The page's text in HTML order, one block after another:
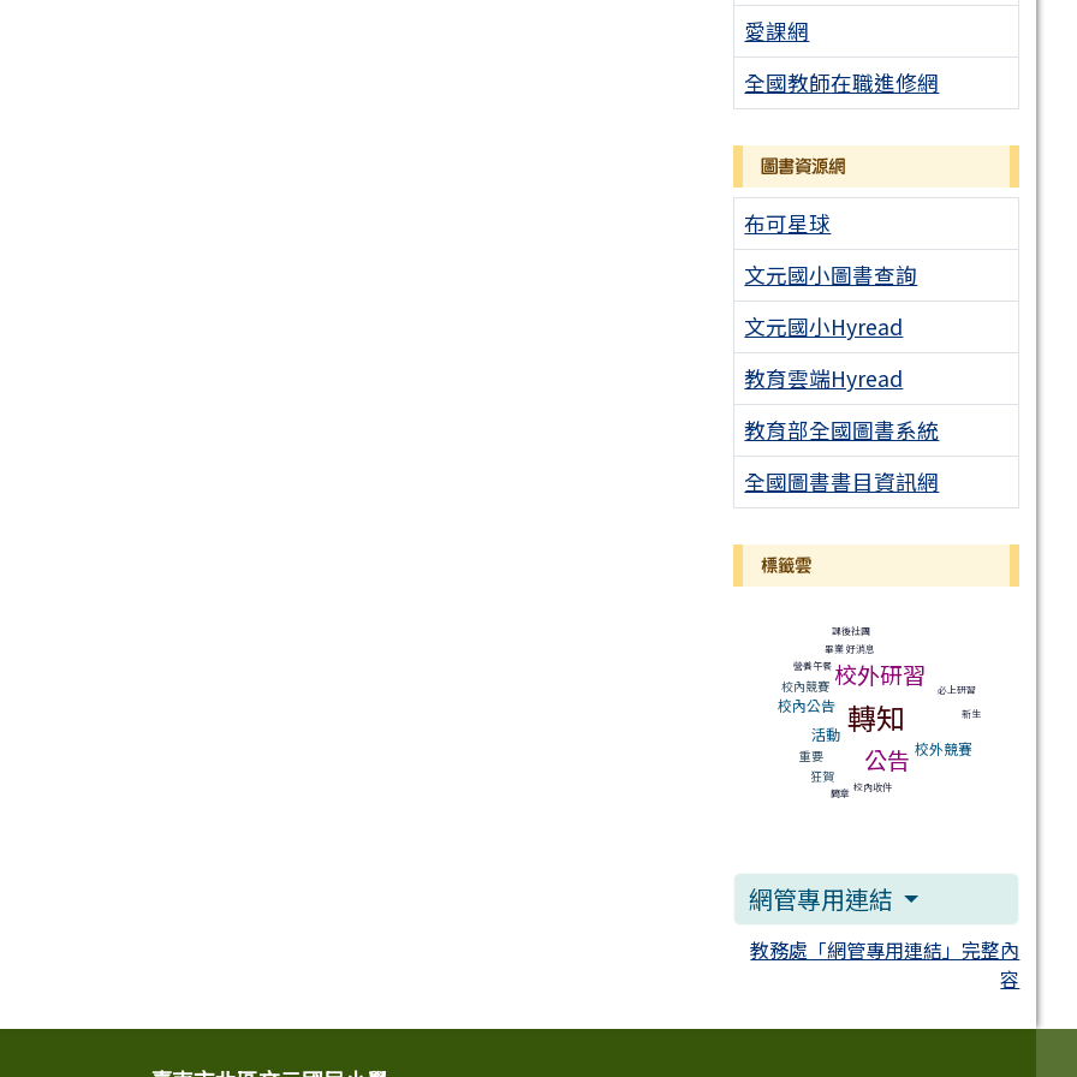
愛課網
全國教師在職進修網
圖書資源網
布可星球
文元國小圖書查詢
文元國小Hyread
教育雲端Hyread
教育部全國圖書系統
全國圖書書目資訊網
標籤雲
營養午餐
畢業
課後社團
校外研習
好消息
校內公告
校內競賽
轉知
必上研習
重要
活動
新生
狂賀
公告 校外競賽
簡章 校內收件
網管專用連結
教務處「網管專用連結」完整內
容